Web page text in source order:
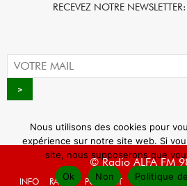
RECEVEZ NOTRE
© Radio ALFA FM
INFO RADIO PODCAST AGENDA
Nous utilisons des cookies pour
expérience sur notre site web. Si
site, nous supposerons que
Ok
Non Politique